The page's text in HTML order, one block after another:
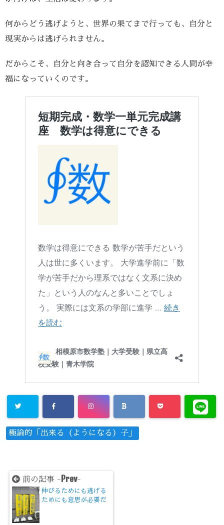
何からどう逃げようと、世界の果てまで行っても、自分と
現実からは逃げられません。
だからこそ、自分と向き合って自分を認知できる人間が幸
福になっていくのです。
極論的「出来る（ようになる）子」
前の記事 - Prev-
伸びるためにも逃げる
ためにも意思が必要だ